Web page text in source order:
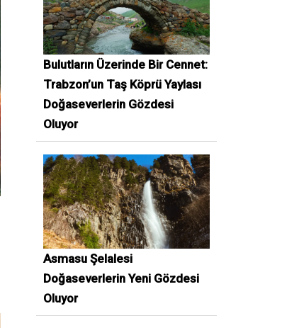
Bulutların Üzerinde Bir Cennet:
Trabzon’un Taş Köprü Yaylası
Doğaseverlerin Gözdesi
Oluyor
Asmasu Şelalesi
Doğaseverlerin Yeni Gözdesi
Oluyor